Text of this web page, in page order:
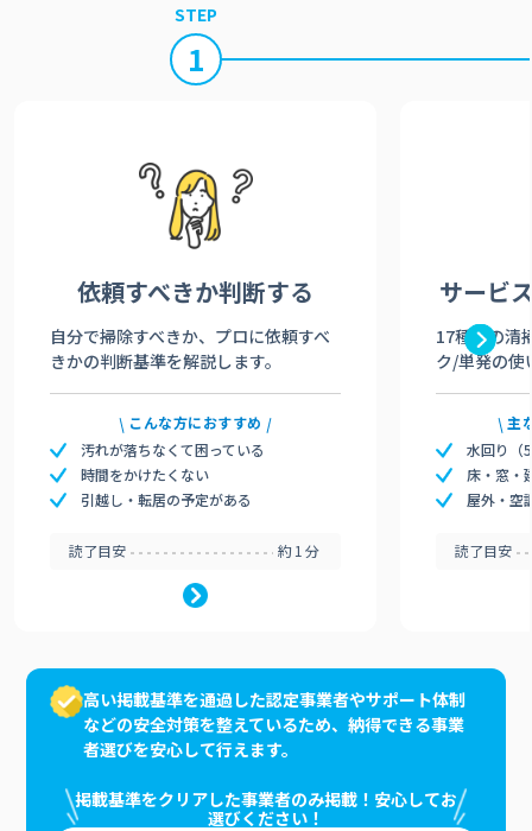
STEP
1
依頼すべきか判断する
自分で掃除すべきか、プロに依頼すべ
きかの判断基準を解説します。
こんな方におすすめ
汚れが落ちなくて困っている
時間をかけたくない
引越し・転居の予定がある
読了目安 約1分
サービ
17種類の清
ク/単発の使
主
水回り（
床・窓・
屋外・空
読了目安
高い掲載基準を通過した認定事業者やサポート体制
などの安全対策を整えているため、納得できる事業
者選びを安心して行えます。
掲載基準をクリアした事業者のみ掲載！安心してお
選びください！